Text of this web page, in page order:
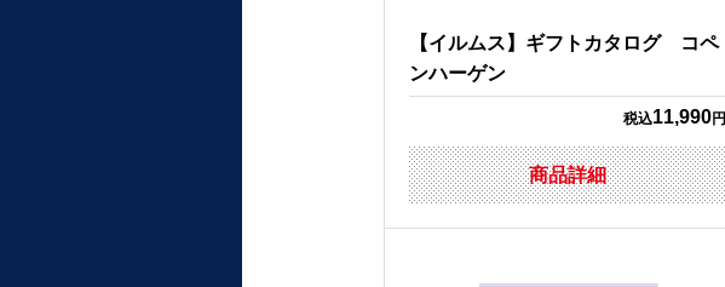
【イルムス】ギフトカタログ コペ
ンハーゲン
税込11,990円
商品詳細